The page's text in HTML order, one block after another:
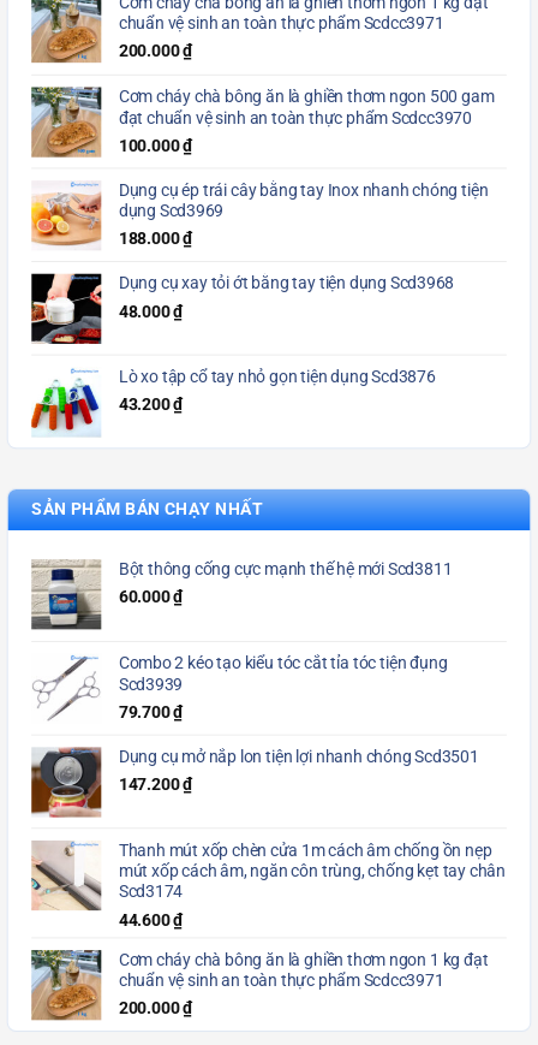
chuẩn vệ sinh an toàn thực phẩm Scdcc3971
200.000₫
Cơm cháy chà bông ăn là ghiền thơm ngon 500 gam
đạt chuẩn vệ sinh an toàn thực phẩm Scdcc3970
100.000₫
Dụng cụ ép trái cây bằng tay Inox nhanh chóng tiện
dụng Scd3969
188.000₫
Dụng cụ xay tỏi ớt bằng tay tiện dụng Scd3968
48.000₫
Lò xo tập cổ tay nhỏ gọn tiện dụng Scd3876
43.200₫
SẢN PHẨM BÁN CHẠY NHẤT
Bột thông cống cực mạnh thế hệ mới Scd3811
60.000₫
Combo 2 kéo tạo kiểu tóc cắt tỉa tóc tiện đụng
Scd3939
79.700₫
Dụng cụ mở nắp lon tiện lợi nhanh chóng Scd3501
147.200₫
Thanh mút xốp chèn cửa 1m cách âm chống ồn nẹp
mút xốp cách âm, ngăn côn trùng, chống kẹt tay chân
Scd3174
44.600₫
Cơm cháy chà bông ăn là ghiền thơm ngon 1 kg đạt
chuẩn vệ sinh an toàn thực phẩm Scdcc3971
200.000₫